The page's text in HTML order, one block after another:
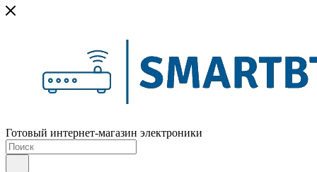
Готовый интернет-магазин электроники